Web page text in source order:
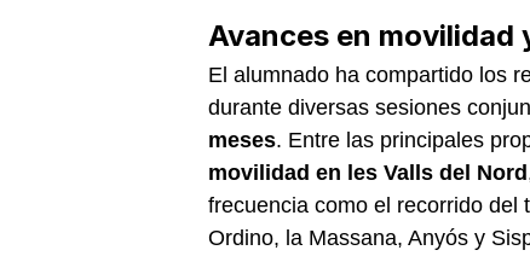
Avances en movilidad
El alumnado ha compartido los
durante diversas sesiones
meses. Entre las principales
movilidad en les Valls del Nord
frecuencia como el recorrido del
Ordino, la Massana, Anyós y